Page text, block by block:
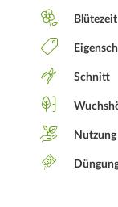
Blütezeit
Schnitt
Nutzung